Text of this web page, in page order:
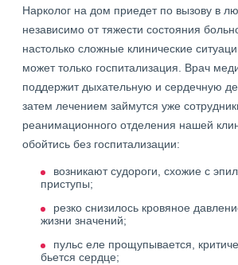
Нарколог на дом приедет по вызову в
независимо от тяжести состояния
настолько сложные клинические
может только госпитализация. Врач
поддержит дыхательную и сердечную
затем лечением займутся уже
реанимационного отделения нашей
обойтись без госпитализации:
возникают судороги, схожие с
приступы;
резко снизилось кровяное
жизни значений;
пульс еле прощупывается,
бьется сердце;